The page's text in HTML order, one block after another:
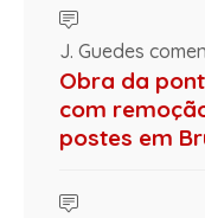
J. Guedes
Obra da
com
postes em